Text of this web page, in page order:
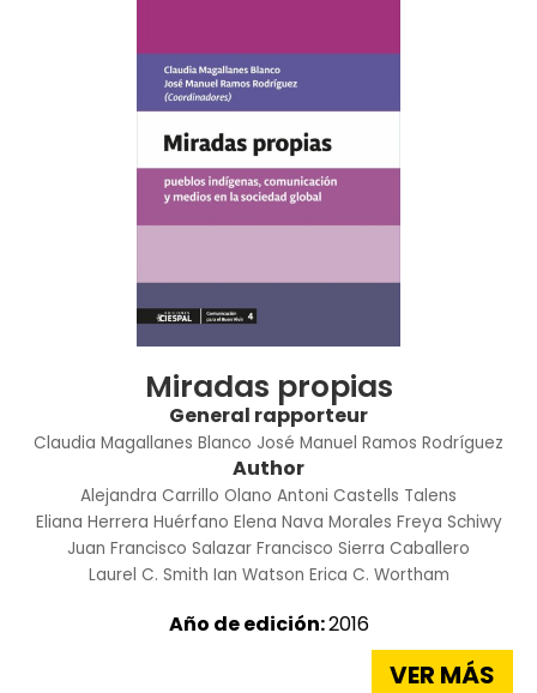
Miradas propias
General rapporteur
Claudia Magallanes Blanco José Manuel Ramos Rodríguez
Author
Alejandra Carrillo Olano Antoni Castells Talens
Eliana Herrera Huérfano Elena Nava Morales Freya Schiwy
Juan Francisco Salazar Francisco Sierra Caballero
Laurel C. Smith Ian Watson Erica C. Wortham
Año de edición:2016
VER MÁS